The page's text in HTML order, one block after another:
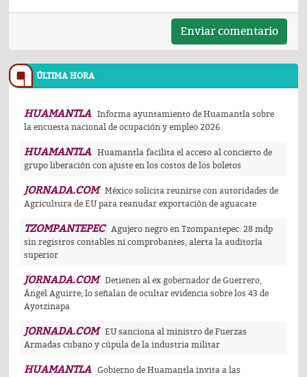
Enviar comentario
ÚLTIMA HORA
HUAMANTLA
Informa ayuntamiento de Huamantla sobre
la encuesta nacional de ocupación y empleo 2026
HUAMANTLA
Huamantla facilita el acceso al concierto de
grupo liberación con ajuste en los costos de los boletos
JORNADA.COM
México solicita reunirse con autoridades de
Agricultura de EU para reanudar exportación de aguacate
TZOMPANTEPEC
Agujero negro en Tzompantepec: 28 mdp
sin registros contables ni comprobantes, alerta la auditoría
superior
JORNADA.COM
Detienen al ex gobernador de Guerrero,
Ángel Aguirre; lo señalan de ocultar evidencia sobre los 43 de
Ayotzinapa
JORNADA.COM
EU sanciona al ministro de Fuerzas
Armadas cubano y cúpula de la industria militar
HUAMANTLA
Gobierno de Huamantla invita a las